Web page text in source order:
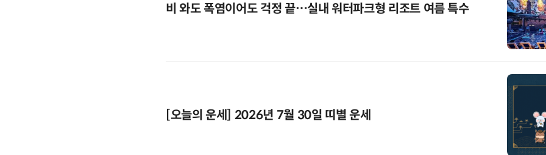
비 와도 폭염이어도 걱정 끝…실내 워터파크형 리조트 여름 특수
[오늘의 운세] 2026년 7월 30일 띠별 운세